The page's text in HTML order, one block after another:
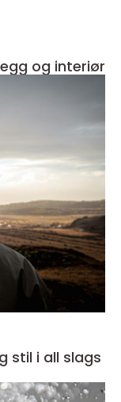
og interiør